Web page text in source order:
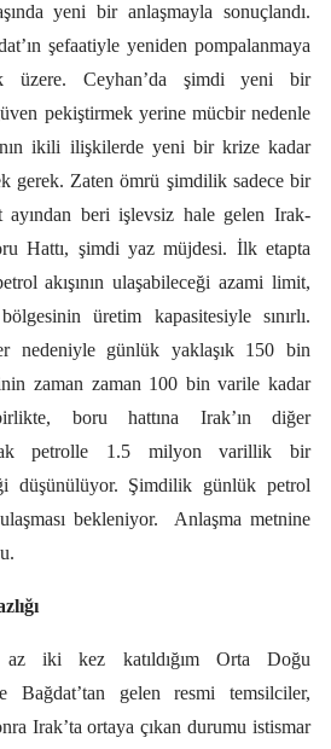
yeni bir anlaşmayla sonuçlandı.
şefaatiyle yeniden pompalanmaya
üzere. Ceyhan’da şimdi yeni bir
pekiştirmek yerine mücbir nedenle
ikili ilişkilerde yeni bir krize kadar
gerek. Zaten ömrü şimdilik sadece bir
ayından beri işlevsiz hale gelen Irak-
Hattı, şimdi yaz müjdesi. İlk etapta
akışının ulaşabileceği azami limit,
üretim kapasitesiyle sınırlı.
nedeniyle günlük yaklaşık 150 bin
zaman zaman 100 bin varile kadar
boru hattına Irak’ın diğer
petrolle 1.5 milyon varillik bir
düşünülüyor. Şimdilik günlük petrol
bekleniyor.
Anlaşma metnine
iki kez katıldığım Orta Doğu
Bağdat’tan gelen resmi temsilciler,
Irak’ta ortaya çıkan durumu istismar